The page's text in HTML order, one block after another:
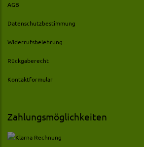
AGB
Datenschutzbestimmung
Widerrufsbelehrung
Rückgaberecht
Kontaktformular
Zahlungsmöglichkeiten